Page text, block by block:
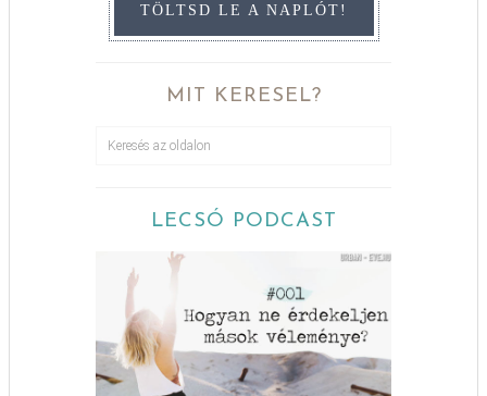
TÖLTSD LE A NAPLÓT!
MIT KERESEL?
LECSÓ PODCAST